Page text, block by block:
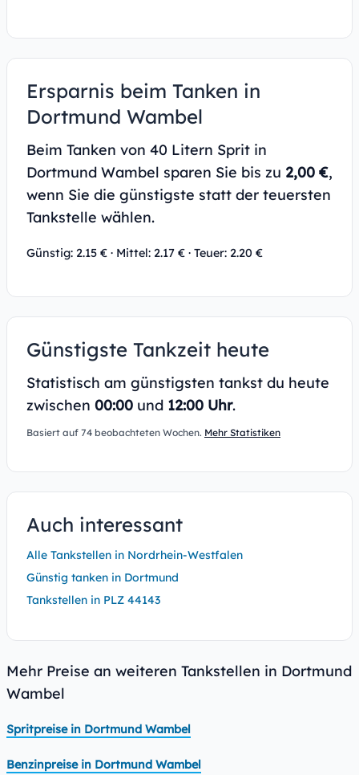
Ersparnis beim Tanken in
Dortmund Wambel
Beim Tanken von 40 Litern Sprit in
Dortmund Wambel sparen Sie bis zu 2,00 €,
wenn Sie die günstigste statt der teuersten
Tankstelle wählen.
Günstig: 2.15 € · Mittel: 2.17 € · Teuer: 2.20 €
Günstigste Tankzeit heute
Statistisch am günstigsten tankst du heute
zwischen 00:00 und 12:00 Uhr.
Basiert auf 74 beobachteten Wochen. Mehr Statistiken
Auch interessant
Alle Tankstellen in Nordrhein-Westfalen
Günstig tanken in Dortmund
Tankstellen in PLZ 44143
Mehr Preise an weiteren Tankstellen in Dortmund
Wambel
Spritpreise in Dortmund Wambel
Benzinpreise in Dortmund Wambel